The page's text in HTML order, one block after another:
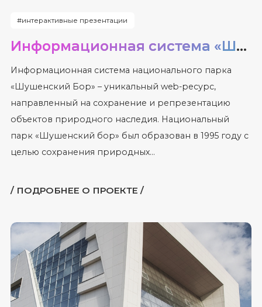
#интерактивные презентации
Информационная система «Шушенский Бор»
Информационная система национального парка
«Шушенский Бор» – уникальный web-ресурс,
направленный на сохранение и репрезентацию
объектов природного наследия. Национальный
парк «Шушенский бор» был образован в 1995 году с
целью сохранения природных...
/ ПОДРОБНЕЕ О ПРОЕКТЕ /